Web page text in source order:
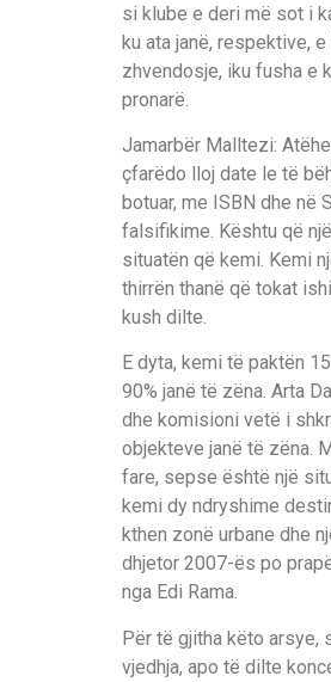
si klube e deri më sot i
ku ata janë, respektive,
zhvendosje, iku fusha e
pronarë.
Jamarbër Malltezi:
çfarëdo lloj date le të
botuar, me ISBN dhe në
falsifikime. Kështu që
situatën që kemi. Kemi
thirrën thanë që tokat
kush dilte.
E dyta, kemi të paktën
90% janë të zëna. Arta
dhe komisioni vetë i
objekteve janë të zëna.
fare, sepse është një
kemi dy ndryshime
kthen zonë urbane dhe
dhjetor 2007-ës po
nga Edi Rama.
Për të gjitha këto arsye,
vjedhja, apo të dilte